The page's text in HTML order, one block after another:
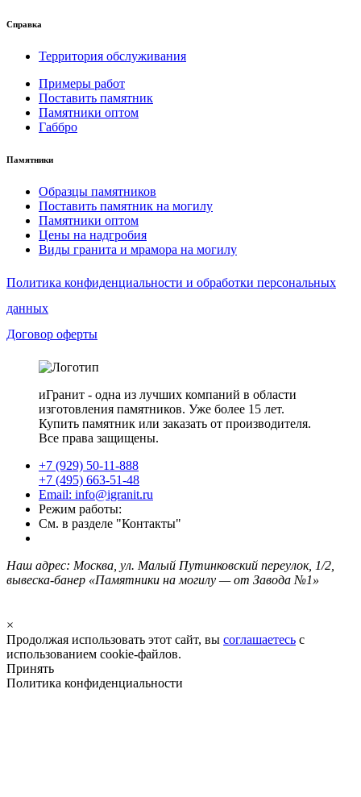
Справка
Территория обслуживания
Примеры работ
Поставить памятник
Памятники оптом
Габбро
Памятники
Образцы памятников
Поставить памятник на могилу
Памятники оптом
Цены на надгробия
Виды гранита и мрамора на могилу
Политика конфиденциальности и обработки персональных
данных
Договор оферты
иГранит - одна из лучших компаний в области
изготовления памятников. Уже более 15 лет.
Купить памятник или заказать от производителя.
Все права защищены.
+7 (929) 50-11-888
+7 (495) 663-51-48
Email: info@igranit.ru
Режим работы:
См. в разделе "Контакты"
Наш адрес: Москва, ул. Малый Путинковский переулок, 1/2,
вывеска-банер «Памятники на могилу — от Завода №1»
×
Продолжая использовать этот сайт, вы соглашаетесь с
использованием cookie-файлов.
Принять
Политика конфиденциальности